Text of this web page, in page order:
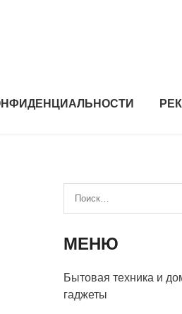
МЕНЮ
Бытовая техника и
гаджеты